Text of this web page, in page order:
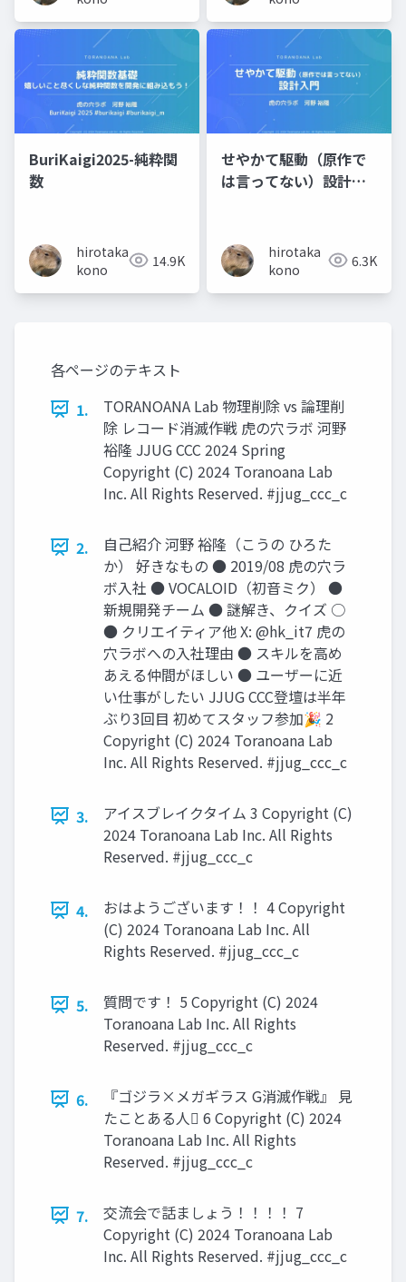
BuriKaigi2025-純粋関
数
hirotaka
kono
14.9K
せやかて駆動（原作で
は言ってない）設計入
hirotaka
kono
6.3K
各ページのテキスト
1.
TORANOANA Lab 物理削除 vs 論理削
除 レコード消滅作戦 虎の穴ラボ 河野
裕隆 JJUG CCC 2024 Spring
Copyright (C) 2024 Toranoana Lab
Inc. All Rights Reserved. #jjug_ccc_c
2.
自己紹介 河野 裕隆（こうの ひろた
か） 好きなもの ● 2019/08 虎の穴ラ
ボ入社 ● VOCALOID（初音ミク） ●
新規開発チーム ● 謎解き、クイズ ○
● クリエイティア他 X: @hk_it7 虎の
穴ラボへの入社理由 ● スキルを高め
あえる仲間がほしい ● ユーザーに近
い仕事がしたい JJUG CCC登壇は半年
ぶり3回目 初めてスタッフ参加🎉 2
Copyright (C) 2024 Toranoana Lab
Inc. All Rights Reserved. #jjug_ccc_c
3.
アイスブレイクタイム 3 Copyright (C)
2024 Toranoana Lab Inc. All Rights
Reserved. #jjug_ccc_c
4.
おはようございます！！ 4 Copyright
(C) 2024 Toranoana Lab Inc. All
Rights Reserved. #jjug_ccc_c
5.
質問です！ 5 Copyright (C) 2024
Toranoana Lab Inc. All Rights
Reserved. #jjug_ccc_c
6.
『ゴジラ×メガギラス G消滅作戦』 見
たことある人󰢧 6 Copyright (C) 2024
Toranoana Lab Inc. All Rights
Reserved. #jjug_ccc_c
7.
交流会で話ましょう！！！！ 7
Copyright (C) 2024 Toranoana Lab
Inc. All Rights Reserved. #jjug_ccc_c